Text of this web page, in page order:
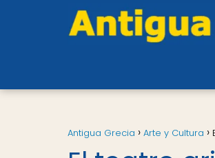
Antigua Grecia Arte y Cultura